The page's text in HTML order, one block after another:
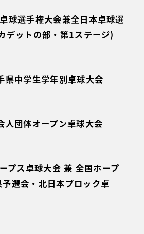
球選手権大会兼全日本卓球選
デットの部・第1ステージ)
県中学生学年別卓球大会
人団体オープン卓球大会
プス卓球大会 兼 全国ホープ
選会・北日本ブロック卓